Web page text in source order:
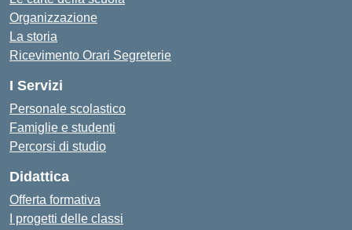
Organizzazione
La storia
Ricevimento Orari Segreterie
I Servizi
Personale scolastico
Famiglie e studenti
Percorsi di studio
Didattica
Offerta formativa
I progetti delle classi